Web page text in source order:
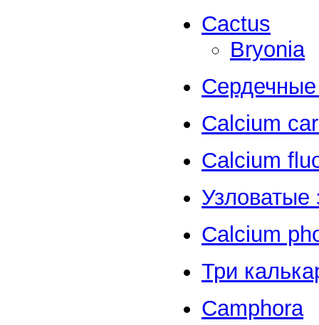
Cactus
Bryonia
Сердечные
Calcium
Calcium
Узловатые
Calcium
Три
Camphora